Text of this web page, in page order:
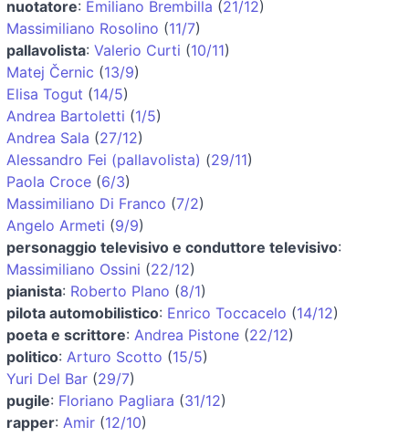
nuotatore: Emiliano Brembilla (21/12)
Massimiliano Rosolino (11/7)
pallavolista: Valerio Curti (10/11)
Matej Černic (13/9)
Elisa Togut (14/5)
Andrea Bartoletti (1/5)
Andrea Sala (27/12)
Alessandro Fei (pallavolista) (29/11)
Paola Croce (6/3)
Massimiliano Di Franco (7/2)
Angelo Armeti (9/9)
personaggio televisivo e conduttore televisivo:
Massimiliano Ossini (22/12)
pianista: Roberto Plano (8/1)
pilota automobilistico: Enrico Toccacelo (14/12)
poeta e scrittore: Andrea Pistone (22/12)
politico: Arturo Scotto (15/5)
Yuri Del Bar (29/7)
pugile: Floriano Pagliara (31/12)
rapper: Amir (12/10)